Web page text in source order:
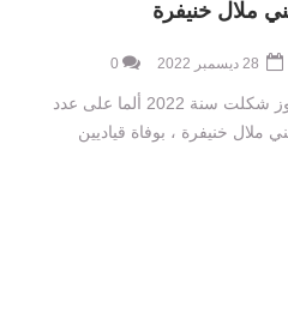
ملال خنيفرة
0
محمد فرطيط / بني ملال نيوز شكلت سنة 2022 ألما على عدد
ملال خنيفرة ، بوفاة قياديين